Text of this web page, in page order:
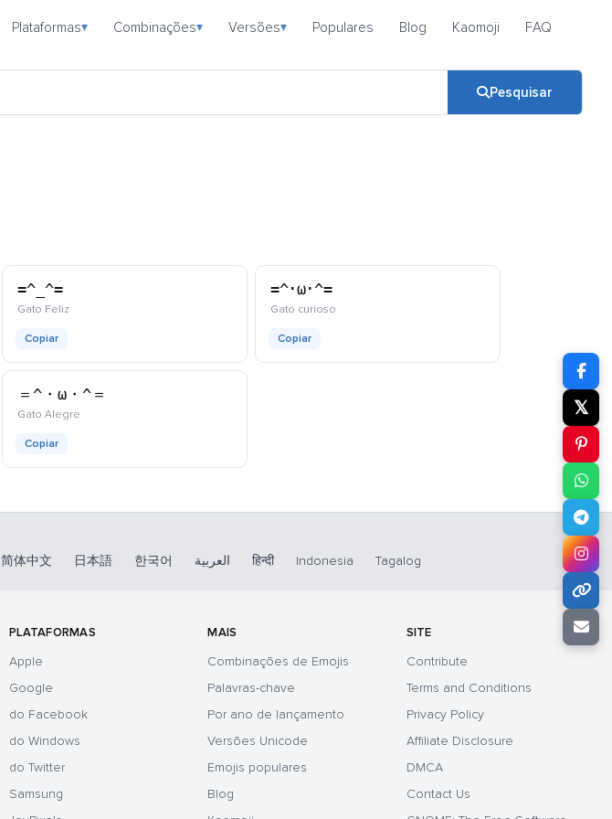
Plataformas▾ Combinações▾ Versões▾ Populares Blog Kaomoji FAQ
Pesquisar
=^_^=
Gato Feliz
Copiar
=^･ω･^=
Gato curioso
Copiar
＝^・ω・^＝
Gato Alegre
Copiar
𝕏
简体中文 日本語 한국어 العربية हिन्दी Indonesia Tagalog
PLATAFORMAS
Apple
Google
do Facebook
do Windows
do Twitter
Samsung
MAIS
Combinações de Emojis
Palavras-chave
Por ano de lançamento
Versões Unicode
Emojis populares
Blog
SITE
Contribute
Terms and Conditions
Privacy Policy
Affiliate Disclosure
DMCA
Contact Us